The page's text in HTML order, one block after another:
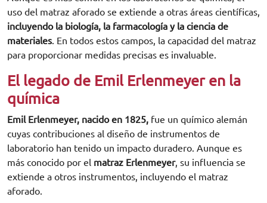
uso del matraz aforado se extiende a otras áreas científicas,
incluyendo la biología, la farmacología y la ciencia de
materiales. En todos estos campos, la capacidad del matraz
para proporcionar medidas precisas es invaluable.
El legado de Emil Erlenmeyer en la
química
Emil Erlenmeyer, nacido en 1825, fue un químico alemán
cuyas contribuciones al diseño de instrumentos de
laboratorio han tenido un impacto duradero. Aunque es
más conocido por el matraz Erlenmeyer, su influencia se
extiende a otros instrumentos, incluyendo el matraz
aforado.